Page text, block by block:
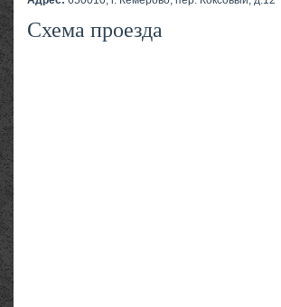
Схема проезда